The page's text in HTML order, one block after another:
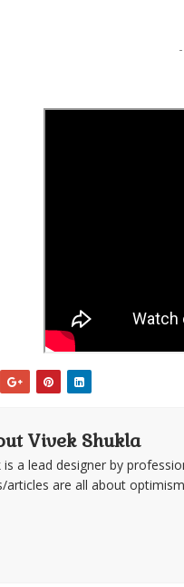
Vivek Shukla
is a lead designer by
articles are all about